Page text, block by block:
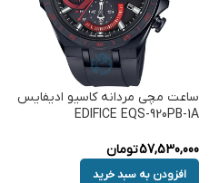
ساعت مچی مردانه کاسیو ادیفایس
EDIFICE EQS-920PB-1A
57,530,000تومان
افزودن به سبد خرید